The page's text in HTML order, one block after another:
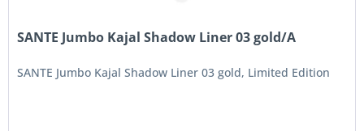
SANTE Jumbo Kajal Shadow Liner 03 gold/A
SANTE Jumbo Kajal Shadow Liner 03 gold, Limited Edition